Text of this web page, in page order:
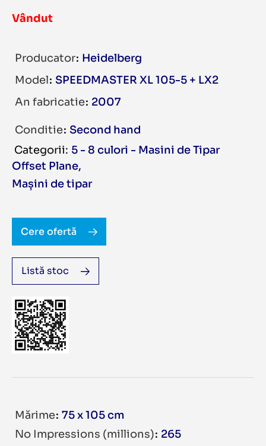
Vândut
Producator Heidelberg
Model SPEEDMASTER XL 105-5 + LX2
An fabricatie 2007
Conditie Second hand
5 - 8 culori - Masini de Tipar
Offset Plane
,
Mașini de tipar
Cere ofertă
Listă stoc
Mărime 75 x 105 cm
No Impressions (millions) 265